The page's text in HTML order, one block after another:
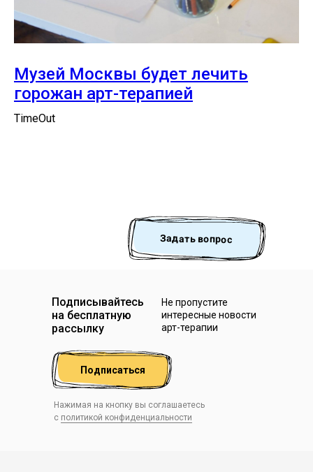
Музей Москвы будет лечить
горожан арт-терапией
TimeOut
Задать вопрос
Подписывайтесь
на бесплатную
рассылку
Не пропустите
интересные новости
арт-терапии
Нажимая на кнопку вы соглашаетесь
с политикой конфиденциальности
Подписаться